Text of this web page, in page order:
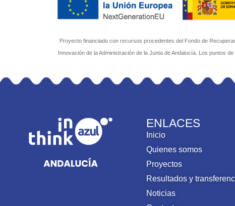
Proyecto financiado con recursos procedentes del Fondo de
Innovación de la Administración de la Junta de Andalucía. Los puntos
ENLACES
Inicio
Quienes somos
Proyectos
Resultados y
Noticias